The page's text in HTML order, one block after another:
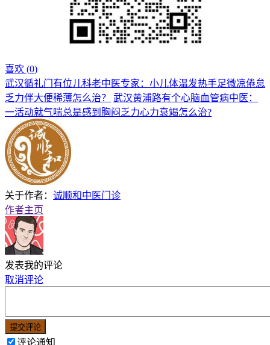
喜欢 (0)
武汉循礼门有位儿科老中医专家：小儿体温发热手足微凉倦怠
乏力伴大便稀薄怎么治？
武汉黄浦路有个心脑血管病中医：
一活动就气喘总是感到胸闷乏力心力衰竭怎么治?
关于作者： 诚顺和中医门诊
作者主页
发表我的评论
取消评论
提交评论
评论通知